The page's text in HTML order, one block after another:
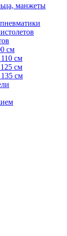
манжеты
см
см
см
см